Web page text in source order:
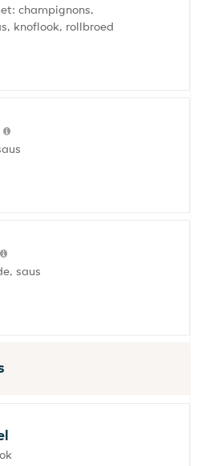
champignons,
knoflook, rollbroed
saus